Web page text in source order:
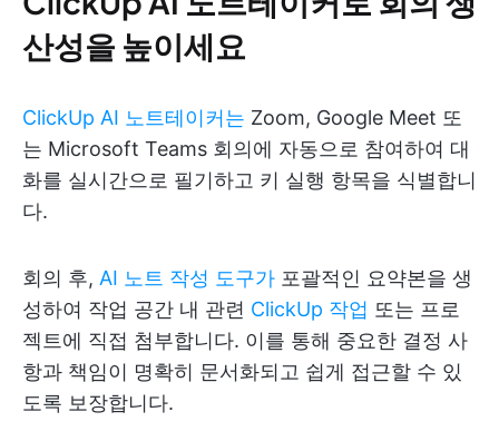
산성을 높이세요
ClickUp AI 노트테이커는 Zoom, Google Meet 또
는 Microsoft Teams 회의에 자동으로 참여하여 대
화를 실시간으로 필기하고 키 실행 항목을 식별합니
다.
회의 후, AI 노트 작성 도구가 포괄적인 요약본을 생
성하여 작업 공간 내 관련 ClickUp 작업 또는 프로
젝트에 직접 첨부합니다. 이를 통해 중요한 결정 사
항과 책임이 명확히 문서화되고 쉽게 접근할 수 있
도록 보장합니다.